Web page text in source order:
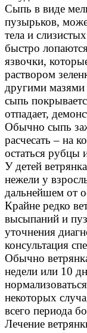
Сыпь в виде
пузырьков,
тела и
быстро
язвочки,
раствором
другими мазями
сыпь
отпадает,
Обычно сыпь
расчесать – на
остаться
У детей
нежели у
дальнейшем от
Крайне редко
высыпаний и
уточнения
консультация
Обычно
недели или 10
некоторых
всего периода
Лечение